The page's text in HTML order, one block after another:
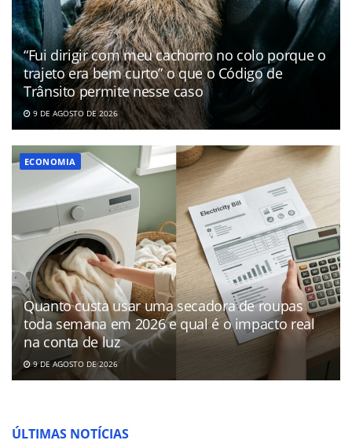
“Fui dirigir com meu cachorro no colo porque o
trajeto era bem curto” o que o Código de
Trânsito permite nesse caso
9 DE AGOSTO DE 2026
ECONOMIA
Quanto custa usar uma secadora de roupas
toda semana em 2026 e qual é o impacto real
na conta de luz
9 DE AGOSTO DE 2026
ÚLTIMAS NOTÍCIAS